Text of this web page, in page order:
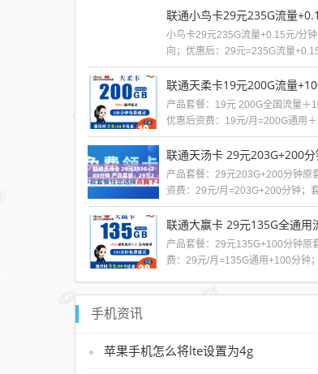
联通小鸟卡29元235G流量
小鸟卡29元235G流量+0.15元/分
向；优惠后：29元=235G流量
产品套餐：19元 200G全国流量＋
优惠后资费：19元/月=200G通用
联通天汤卡 29元203G+200
产品套餐：29元203G+200分钟原
资费：29元/月=203G+200分钟；
联通大赢卡 29元135G全通用
产品套餐：29元135G+100分钟原
费：29元/月=135G通用+100分钟
手机资讯
苹果手机怎么将lte设置为4g